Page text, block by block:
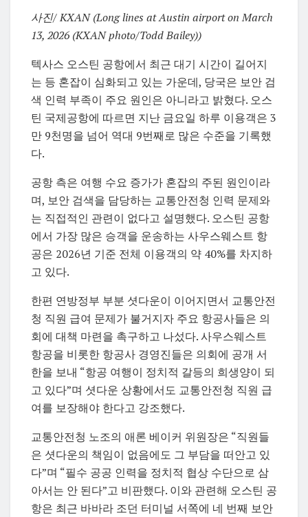
사진/ KXAN (Long lines at Austin airport on March
13, 2026 (KXAN photo/Todd Bailey))
텍사스 오스틴 공항에서 최근 대기 시간이 길어지
는 등 혼잡이 심화되고 있는 가운데, 당국은 보안 검
색 인력 부족이 주요 원인은 아니라고 밝혔다. 오스
틴 국제공항에 따르면 지난 금요일 하루 이용객은 3
만 9천명을 넘어 역대 9번째로 많은 수준을 기록했
다.
공항 측은 여행 수요 증가가 혼잡의 주된 원인이라
며, 보안 검색을 담당하는 교통안전청 인력 문제와
는 직접적인 관련이 없다고 설명했다. 오스틴 공항
에서 가장 많은 승객을 운송하는 사우스웨스트 항
공은 2026년 기준 전체 이용객의 약 40%를 차지하
고 있다.
한편 연방정부 부분 셧다운이 이어지면서 교통안전
청 직원 급여 문제가 불거지자 주요 항공사들은 의
회에 대책 마련을 촉구하고 나섰다. 사우스웨스트
항공을 비롯한 항공사 경영진들은 의회에 공개 서
한을 보내 “항공 여행이 정치적 갈등의 희생양이 되
고 있다”며 셧다운 상황에서도 교통안전청 직원 급
여를 보장해야 한다고 강조했다.
교통안전청 노조의 애론 베이커 위원장은 “직원들
은 셧다운의 책임이 없음에도 그 부담을 떠안고 있
다”며 “필수 공공 인력을 정치적 협상 수단으로 삼
아서는 안 된다”고 비판했다. 이와 관련해 오스틴 공
항은 최근 바바라 조던 터미널 서쪽에 네 번째 보안